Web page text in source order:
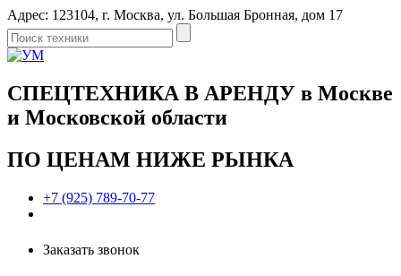
Адрес: 123104, г. Москва, ул. Большая Бронная, дом 17
СПЕЦТЕХНИКА В АРЕНДУ в Москве
и Московской области
ПО ЦЕНАМ НИЖЕ РЫНКА
+7 (925) 789-70-77
Заказать звонок